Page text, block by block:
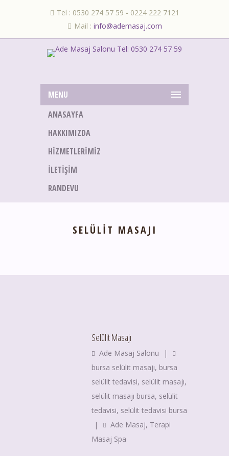
Tel : 0530 274 57 59 - 0224 222 7121
Mail : info@ademasaj.com
MENU
ANASAYFA
HAKKIMIZDA
HIZMETLERIMIZ
İLETIŞIM
RANDEVU
SELÜLIT MASAJI
Selülit Masajı
Ade Masaj Salonu
|
bursa selülit masajı, bursa
selülit tedavisi, selülit masajı,
selülit masajı bursa, selülit
tedavisi, selülit tedavisi bursa
|
Ade Masaj, Terapi
Masaj Spa